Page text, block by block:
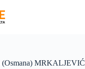
(Osmana) MRKALJEVIĆ